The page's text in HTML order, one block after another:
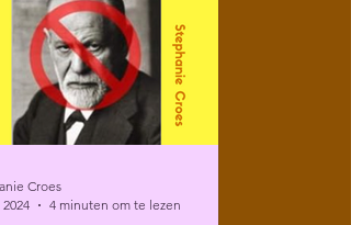
Croes
4 minuten om te lezen